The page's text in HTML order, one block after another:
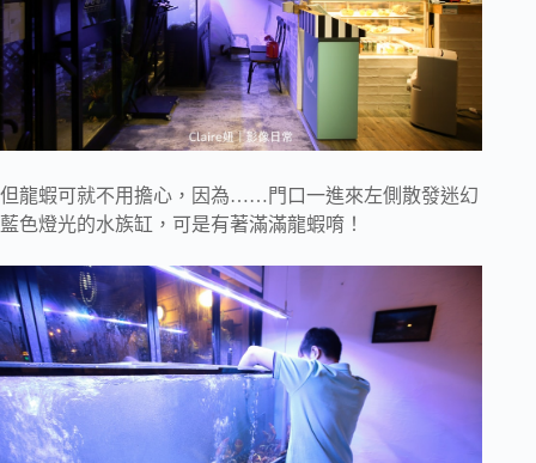
但龍蝦可就不用擔心，因為……門口一進來左側散發迷幻
藍色燈光的水族缸，可是有著滿滿龍蝦唷！